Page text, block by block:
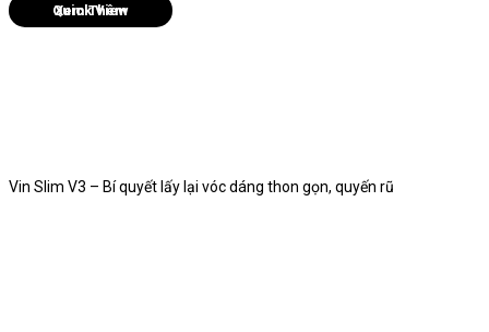
Quick View
Vin Slim V3 – Bí quyết lấy lại vóc dáng thon gọn, quyến rũ